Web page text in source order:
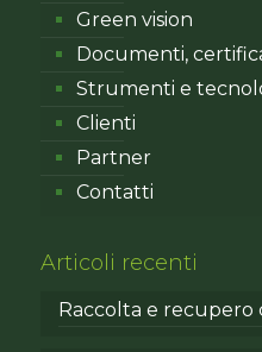
Green vision
Documenti,
Strumenti e
Clienti
Partner
Contatti
Articoli recenti
Raccolta e recupero